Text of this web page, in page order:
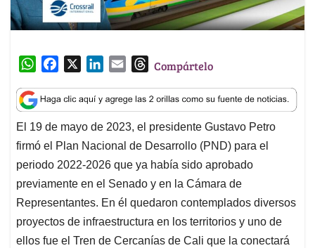
W
a
t
s
A
p
p
c
e
b
o
o
k
n
k
e
d
I
n
a
i
l
T
r
e
a
d
s
Compártelo
El 19 de mayo de 2023, el presidente Gustavo Petro
firmó el Plan Nacional de Desarrollo (PND) para el
periodo 2022-2026 que ya había sido aprobado
previamente en el Senado y en la Cámara de
Representantes. En él quedaron contemplados diversos
proyectos de infraestructura en los territorios y uno de
ellos fue el Tren de Cercanías de Cali que la conectará